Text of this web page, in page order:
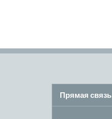
Прямая связь